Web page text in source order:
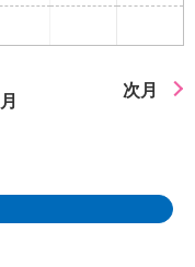
月
次月